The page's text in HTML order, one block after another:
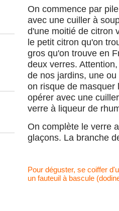
On commence par
avec une cuiller à
d'une moitié de citron
le petit citron qu'on
gros qu'on trouve en
deux verres.
de nos jardins, une
on risque de masquer
opérer avec une
verre à liqueur de
On complète le verre
glaçons. La branche
Pour déguster, se coiffer
un fauteuil à bascule